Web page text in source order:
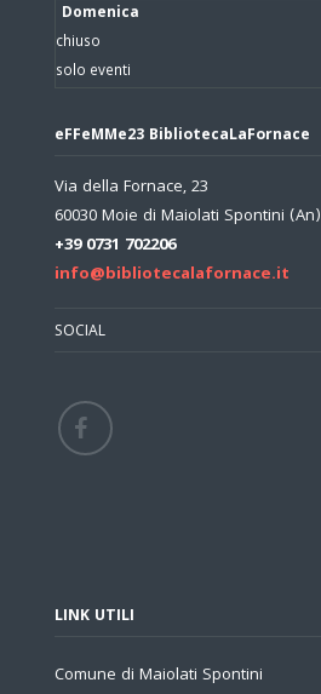
Domenica
chiuso
solo eventi
eFFeMMe23 BibliotecaLaFornace
Via della Fornace, 23
60030 Moie di Maiolati Spontini (An)
+39 0731 702206
info@bibliotecalafornace.it
SOCIAL
LINK UTILI
Comune di Maiolati Spontini